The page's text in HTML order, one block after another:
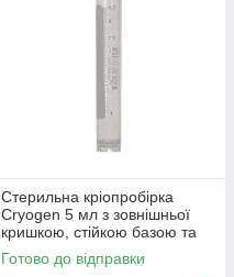
Стерильна кріопробірка
Cryogen 5 мл з зовнішньої
кришкою, стійкою базою та
штрих-кодом (50 шт/уп)
Готово до відправки